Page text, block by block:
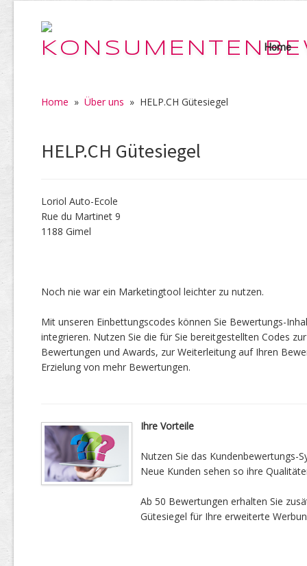
Home
Home » Über uns » HELP.CH Gütesiegel
HELP.CH Gütesiegel
Loriol Auto-Ecole
Rue du Martinet 9
1188 Gimel
Noch nie war ein Marketingtool leichter zu nutzen.
Mit unseren Einbettungscodes können Sie Bewertungs-
integrieren. Nutzen Sie die für Sie bereitgestellten Codes
Bewertungen und Awards, zur Weiterleitung auf Ihren
Erzielung von mehr Bewertungen.
Ihre Vorteile
Nutzen Sie das Kundenbewertungs-
Neue Kunden sehen so ihre
Ab 50 Bewertungen erhalten Sie
Gütesiegel für Ihre erweiterte